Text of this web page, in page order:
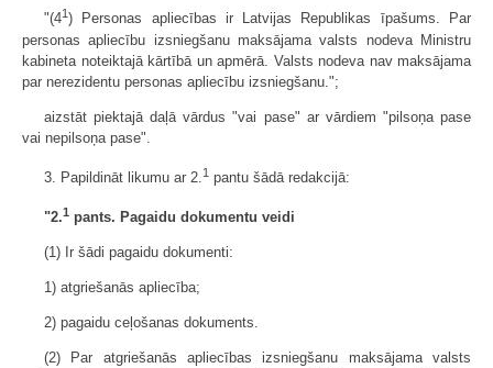
"(41 ) Personas apliecības ir Latvijas Republikas īpašums. Par
personas apliecību izsniegšanu maksājama valsts nodeva Ministru
kabineta noteiktajā kārtībā un apmērā. Valsts nodeva nav maksājama
par nerezidentu personas apliecību izsniegšanu.";
aizstāt piektajā daļā vārdus "vai pase" ar vārdiem "pilsoņa pase
vai nepilsoņa pase".
3. Papildināt likumu ar 2. 1 pantu šādā redakcijā:
"2.1 pants. Pagaidu dokumentu veidi
(1) Ir šādi pagaidu dokumenti:
1) atgriešanās apliecība;
2) pagaidu ceļošanas dokuments.
(2) Par atgriešanās apliecības izsniegšanu maksājama valsts